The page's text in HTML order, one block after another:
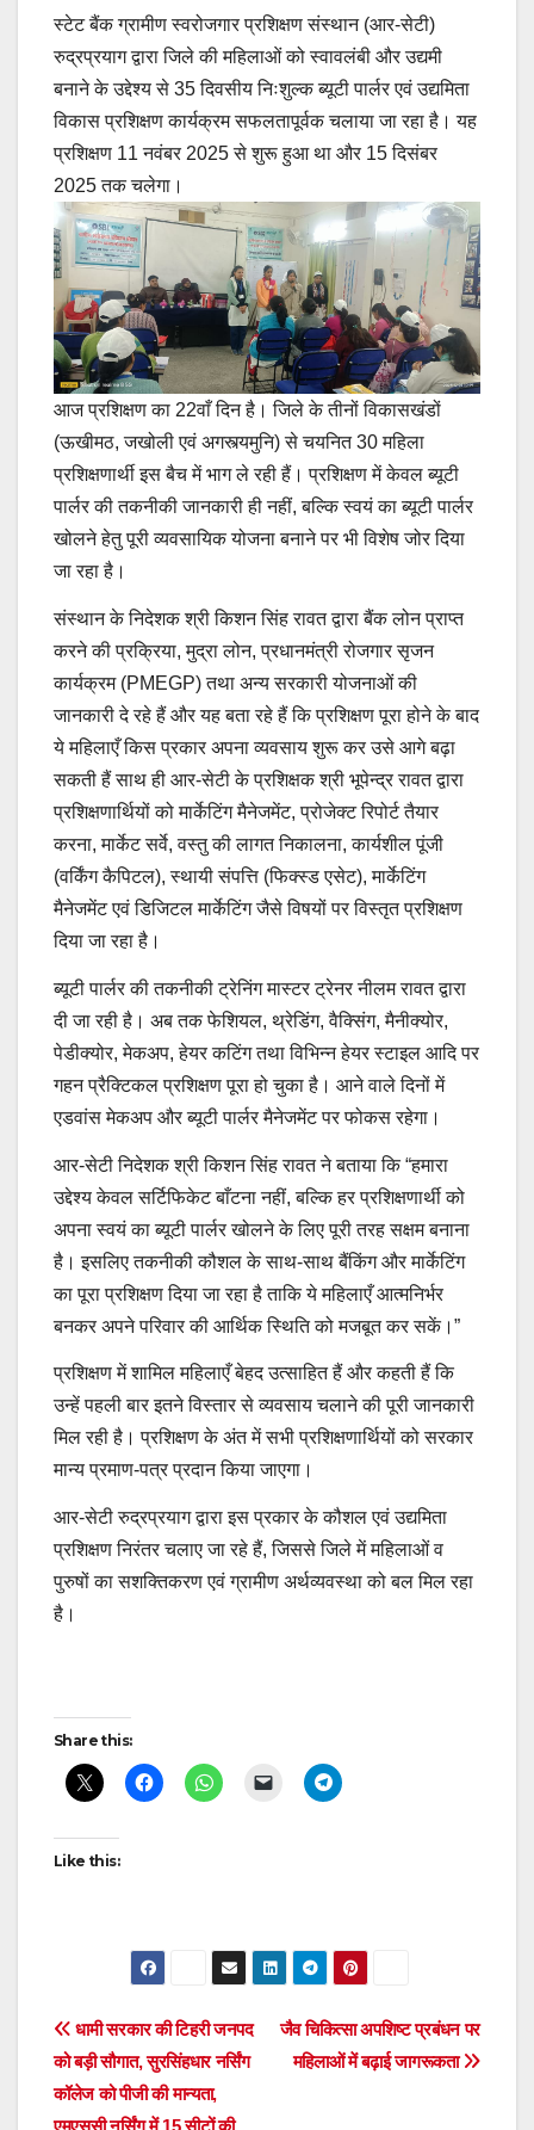
स्टेट बैंक ग्रामीण स्वरोजगार प्रशिक्षण संस्थान (आर-सेटी)
रुद्रप्रयाग द्वारा जिले की महिलाओं को स्वावलंबी और उद्यमी
बनाने के उद्देश्य से 35 दिवसीय निःशुल्क ब्यूटी पार्लर एवं उद्यमिता
विकास प्रशिक्षण कार्यक्रम सफलतापूर्वक चलाया जा रहा है। यह
प्रशिक्षण 11 नवंबर 2025 से शुरू हुआ था और 15 दिसंबर
2025 तक चलेगा।
आज प्रशिक्षण का 22वाँ दिन है। जिले के तीनों विकासखंडों
(ऊखीमठ, जखोली एवं अगस्त्यमुनि) से चयनित 30 महिला
प्रशिक्षणार्थी इस बैच में भाग ले रही हैं। प्रशिक्षण में केवल ब्यूटी
पार्लर की तकनीकी जानकारी ही नहीं, बल्कि स्वयं का ब्यूटी पार्लर
खोलने हेतु पूरी व्यवसायिक योजना बनाने पर भी विशेष जोर दिया
जा रहा है।
संस्थान के निदेशक श्री किशन सिंह रावत द्वारा बैंक लोन प्राप्त
करने की प्रक्रिया, मुद्रा लोन, प्रधानमंत्री रोजगार सृजन
कार्यक्रम (PMEGP) तथा अन्य सरकारी योजनाओं की
जानकारी दे रहे हैं और यह बता रहे हैं कि प्रशिक्षण पूरा होने के बाद
ये महिलाएँ किस प्रकार अपना व्यवसाय शुरू कर उसे आगे बढ़ा
सकती हैं साथ ही आर-सेटी के प्रशिक्षक श्री भूपेन्द्र रावत द्वारा
प्रशिक्षणार्थियों को मार्केटिंग मैनेजमेंट, प्रोजेक्ट रिपोर्ट तैयार
करना, मार्केट सर्वे, वस्तु की लागत निकालना, कार्यशील पूंजी
(वर्किंग कैपिटल), स्थायी संपत्ति (फिक्स्ड एसेट), मार्केटिंग
मैनेजमेंट एवं डिजिटल मार्केटिंग जैसे विषयों पर विस्तृत प्रशिक्षण
दिया जा रहा है।
ब्यूटी पार्लर की तकनीकी ट्रेनिंग मास्टर ट्रेनर नीलम रावत द्वारा
दी जा रही है। अब तक फेशियल, थ्रेडिंग, वैक्सिंग, मैनीक्योर,
पेडीक्योर, मेकअप, हेयर कटिंग तथा विभिन्न हेयर स्टाइल आदि पर
गहन प्रैक्टिकल प्रशिक्षण पूरा हो चुका है। आने वाले दिनों में
एडवांस मेकअप और ब्यूटी पार्लर मैनेजमेंट पर फोकस रहेगा।
आर-सेटी निदेशक श्री किशन सिंह रावत ने बताया कि “हमारा
उद्देश्य केवल सर्टिफिकेट बाँटना नहीं, बल्कि हर प्रशिक्षणार्थी को
अपना स्वयं का ब्यूटी पार्लर खोलने के लिए पूरी तरह सक्षम बनाना
है। इसलिए तकनीकी कौशल के साथ-साथ बैंकिंग और मार्केटिंग
का पूरा प्रशिक्षण दिया जा रहा है ताकि ये महिलाएँ आत्मनिर्भर
बनकर अपने परिवार की आर्थिक स्थिति को मजबूत कर सकें।”
प्रशिक्षण में शामिल महिलाएँ बेहद उत्साहित हैं और कहती हैं कि
उन्हें पहली बार इतने विस्तार से व्यवसाय चलाने की पूरी जानकारी
मिल रही है। प्रशिक्षण के अंत में सभी प्रशिक्षणार्थियों को सरकार
मान्य प्रमाण-पत्र प्रदान किया जाएगा।
आर-सेटी रुद्रप्रयाग द्वारा इस प्रकार के कौशल एवं उद्यमिता
प्रशिक्षण निरंतर चलाए जा रहे हैं, जिससे जिले में महिलाओं व
पुरुषों का सशक्तिकरण एवं ग्रामीण अर्थव्यवस्था को बल मिल रहा
है।
Post
navigation
Share this:
Like this:
Post
navigation
जैव चिकित्सा अपशिष्ट प्रबंधन पर
महिलाओं में बढ़ाई जागरूकता
धामी सरकार की टिहरी जनपद
को बड़ी सौगात, सुरसिंहधार नर्सिंग
कॉलेज को पीजी की मान्यता,
एमएससी नर्सिंग में 15 सीटों की